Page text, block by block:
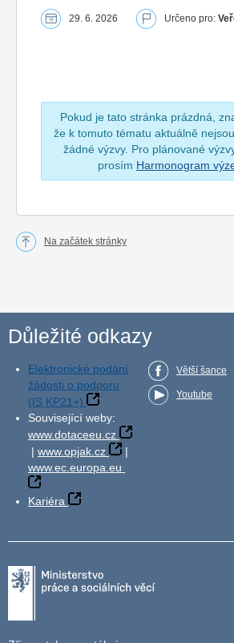
29. 6. 2026 Určeno pro:
Pokud je tato stránka prázdná,
že k tomuto tématu aktuálně
žádné výzvy. Pro plánované
prosím Harmonogram
Na začátek stránky
Důležité odkazy
Elektronické podání
žádosti o podporu
(IS KP21+)
Související weby:
www.dotaceeu.cz
| www.opjak.cz
|
www.ec.europa.eu
Kariéra
Větší šance
Youtube